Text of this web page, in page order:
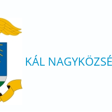
KÁL